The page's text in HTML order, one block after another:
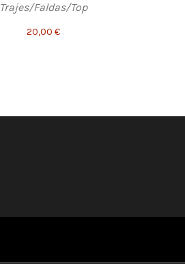
Trajes/Faldas/Top
20,00 €